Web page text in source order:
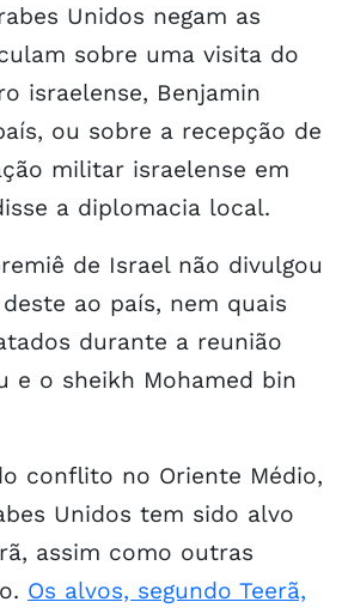
Unidos negam as
sobre uma visita do
israelense, Benjamin
ou sobre a recepção de
militar israelense em
a diplomacia local.
de Israel não divulgou
ao país, nem quais
durante a reunião
e o sheikh Mohamed bin
conflito no Oriente Médio,
Unidos tem sido alvo
assim como outras
Os alvos, segundo Teerã,